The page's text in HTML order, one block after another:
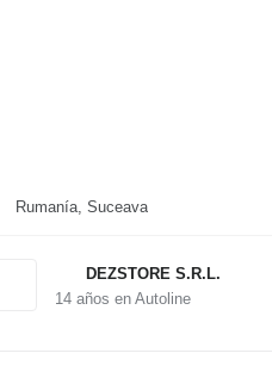
Rumanía, Suceava
DEZSTORE S.R.L.
14años en Autoline